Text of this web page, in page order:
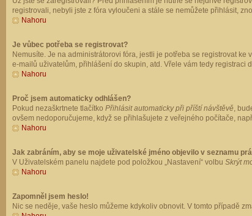
registrovali, nebyli jste z fóra vyloučeni a stále se nemůžete přihlásit,
Nahoru
Je vůbec potřeba se registrovat?
Nemusíte. Je na administrátorovi fóra, jestli je potřeba se registrovat
e-mailů uživatelům, přihlášení do skupin, atd. Vřele vám tedy registraci
Nahoru
Proč jsem automaticky odhlášen?
Pokud nezaškrtnete tlačítko Přihlásit automaticky při příští návštěvě,
ovšem nedoporučujeme, když se přihlašujete z veřejného počítače,
Nahoru
Jak zabráním, aby se moje uživatelské jméno objevilo v seznamu
V Uživatelském panelu najdete pod položkou „Nastavení“ volbu Skrýt
Nahoru
Zapomněl jsem heslo!
Nic se neděje, vaše heslo můžeme kdykoliv obnovit. V tomto případě